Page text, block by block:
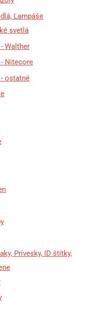
Lampáše
svetlá
Walther
Nitecore
ostatné
Prívesky, ID štítky,